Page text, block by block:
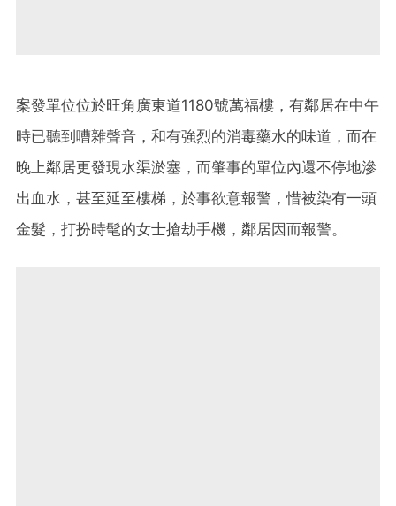
案發單位位於旺角廣東道1180號萬福樓，有鄰居在中午
時已聽到嘈雜聲音，和有強烈的消毒藥水的味道，而在
晚上鄰居更發現水渠淤塞，而肇事的單位內還不停地滲
出血水，甚至延至樓梯，於事欲意報警，惜被染有一頭
金髮，打扮時髦的女士搶劫手機，鄰居因而報警。